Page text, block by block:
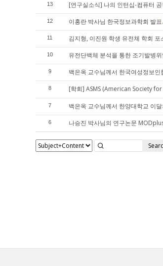
13 [연구실소식] 나의 인턴십-컴퓨터
12 이홍란 박사님 한국정보과학회 발표.
11 김지형, 이진원 학생 유전체 학회 포
10 유전단백체 분석을 통한 조기발병
9 백은옥 교수님께서 한국여성정보
8 [학회] ASMS (American Society
7 백은옥 교수님께서 한양대학교 이
6 나승진 박사님의 연구논문